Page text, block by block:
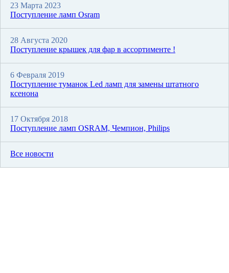
23 Марта 2023
Поступление ламп Osram
28 Августа 2020
Поступление крышек для фар в ассортименте !
6 Февраля 2019
Поступление туманок Led ламп для замены штатного
ксенона
17 Октября 2018
Поступление ламп OSRAM, Чемпион, Philips
Все новости